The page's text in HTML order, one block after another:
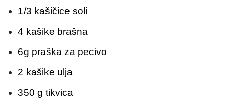
1/3 kašičice soli
4 kašike brašna
6g praška za pecivo
2 kašike ulja
350 g tikvica